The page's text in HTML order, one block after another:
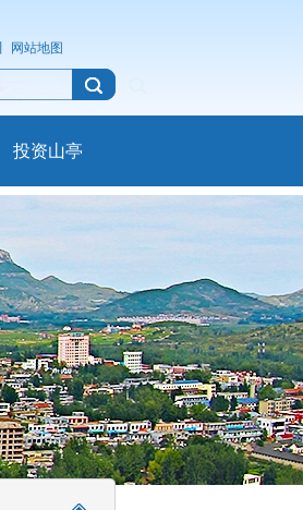
网站地图
投资山亭